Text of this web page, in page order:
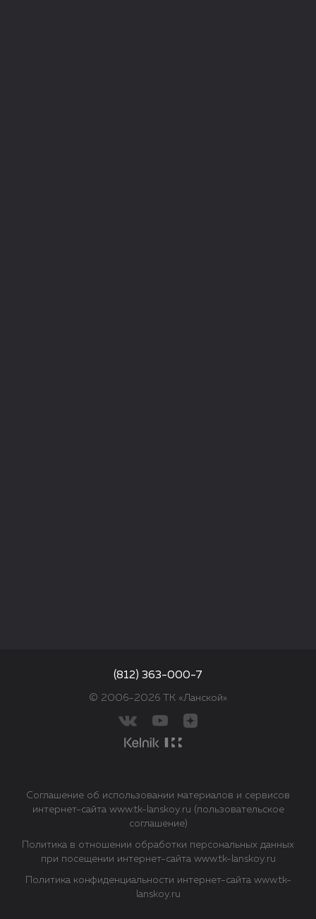
© 2006–2026 ТК «Ланской»
(812) 363-000-7
Политика в отношении обработки персональных данных
при посещении интернет-сайта www.tk-lanskoy.ru
Соглашение об использовании материалов и сервисов
интернет-сайта www.tk-lanskoy.ru (пользовательское
соглашение)
Политика конфиденциальности интернет-сайта www.tk-
lanskoy.ru